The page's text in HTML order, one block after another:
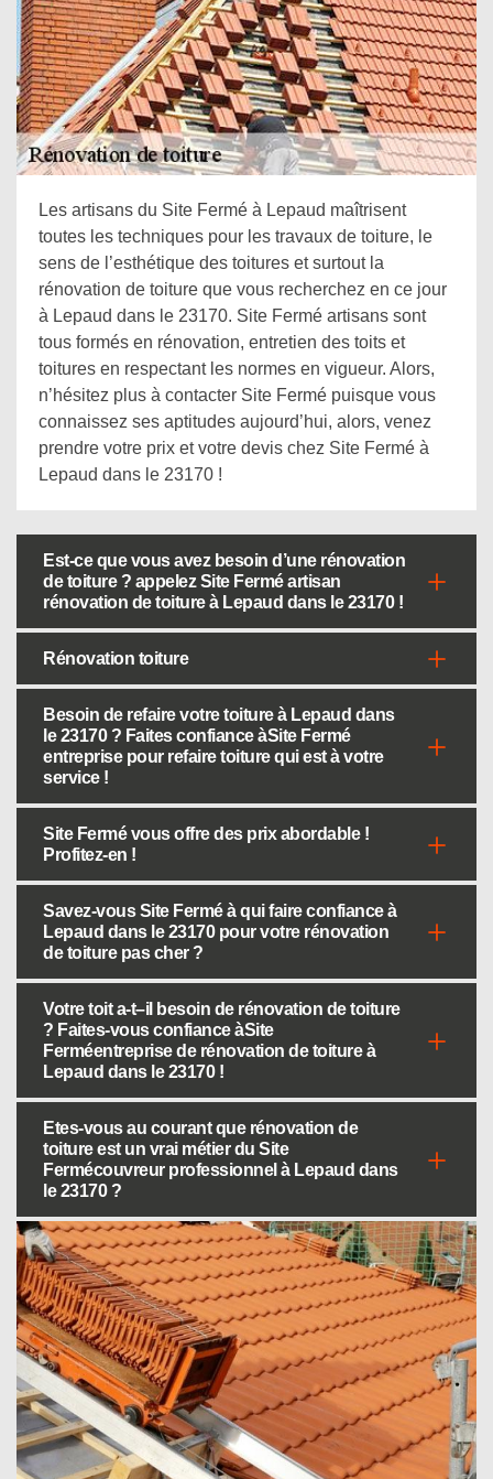
Les artisans du Site Fermé à Lepaud maîtrisent
toutes les techniques pour les travaux de toiture, le
sens de l’esthétique des toitures et surtout la
rénovation de toiture que vous recherchez en ce jour
à Lepaud dans le 23170. Site Fermé artisans sont
tous formés en rénovation, entretien des toits et
toitures en respectant les normes en vigueur. Alors,
n’hésitez plus à contacter Site Fermé puisque vous
connaissez ses aptitudes aujourd’hui, alors, venez
prendre votre prix et votre devis chez Site Fermé à
Lepaud dans le 23170 !
Est-ce que vous avez besoin d’une rénovation
de toiture ? appelez Site Fermé artisan
rénovation de toiture à Lepaud dans le 23170 !
Rénovation toiture
Besoin de refaire votre toiture à Lepaud dans
le 23170 ? Faites confiance àSite Fermé
entreprise pour refaire toiture qui est à votre
service !
Site Fermé vous offre des prix abordable !
Profitez-en !
Savez-vous Site Fermé à qui faire confiance à
Lepaud dans le 23170 pour votre rénovation
de toiture pas cher ?
Votre toit a-t–il besoin de rénovation de toiture
? Faites-vous confiance àSite
Ferméentreprise de rénovation de toiture à
Lepaud dans le 23170 !
Etes-vous au courant que rénovation de
toiture est un vrai métier du Site
Fermécouvreur professionnel à Lepaud dans
le 23170 ?